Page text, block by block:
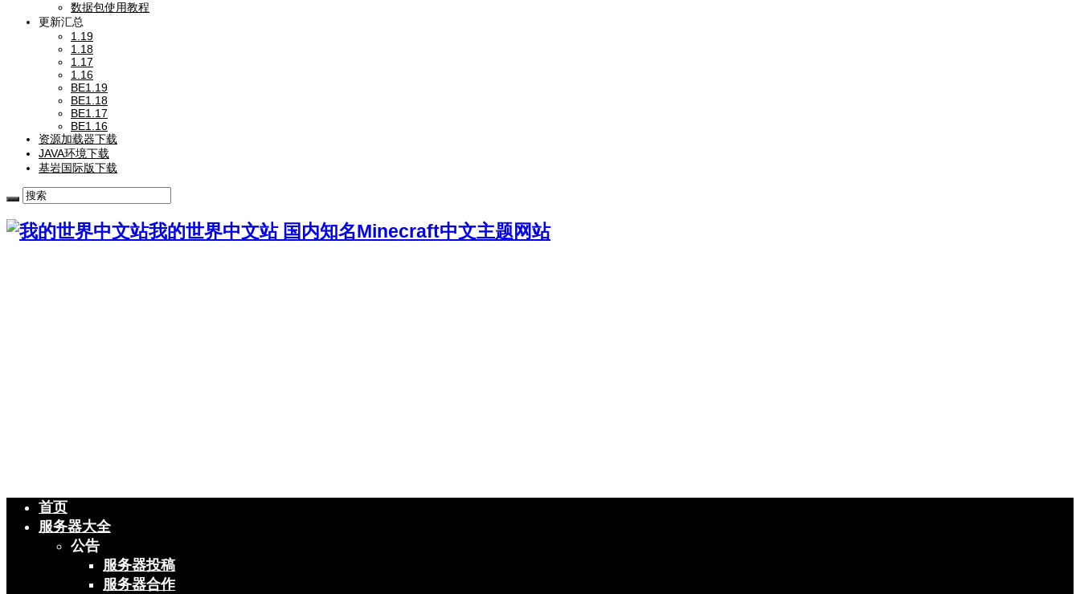
数据包使用教程
更新汇总
1.19
1.18
1.17
1.16
BE1.19
BE1.18
BE1.17
BE1.16
资源加载器下载
JAVA环境下载
基岩国际版下载
我的世界中文站 国内知名Minecraft中文主题网站
首页
服务器大全
公告
服务器投稿
服务器合作